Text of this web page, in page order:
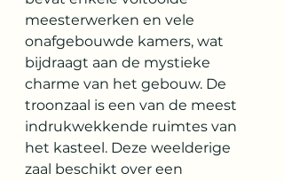
meesterwerken en vele
onafgebouwde kamers, wat
bijdraagt aan de mystieke
charme van het gebouw. De
troonzaal is een van de meest
indrukwekkende ruimtes van
het kasteel. Deze weelderige
zaal beschikt over een